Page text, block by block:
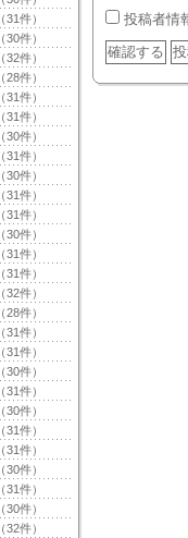
（31件）
（30件）
（32件）
（28件）
（31件）
（31件）
（30件）
（31件）
（30件）
（31件）
（31件）
（30件）
（31件）
（31件）
（32件）
（28件）
（31件）
（31件）
（30件）
（31件）
（30件）
（31件）
（31件）
（30件）
（31件）
（30件）
（32件）
投稿者情